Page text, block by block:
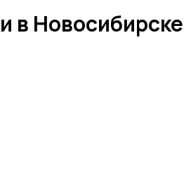
FAQ
в Новосибирске